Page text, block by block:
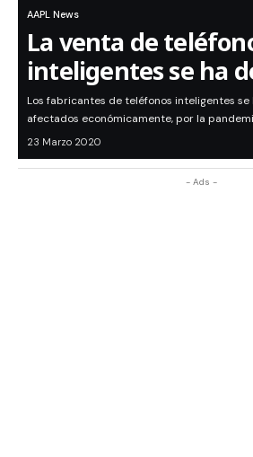
AAPL News
La venta de
inteligentes se ha
Los fabricantes de teléfonos inteligentes
afectados económicamente, por la
23 Marzo 2020
- Ads -